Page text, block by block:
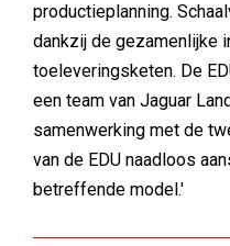
productieplanning.
dankzij de gezamenlijke
toeleveringsketen. De
een team van Jaguar
samenwerking met de
van de EDU naadloos
betreffende model.'